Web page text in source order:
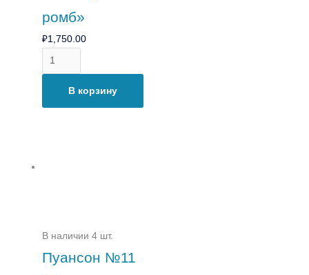
ромб»
₽1,750.00
В корзину
В наличии 4 шт.
Пуансон №11